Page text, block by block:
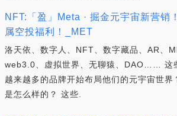
NFT:「盈」Meta · 掘金元宇宙新营销
属空投福利！_MET
洛天依、数字人、NFT、数字藏品、AR、
web3.0、虚拟世界、无聊猿、DAO…… 这
越来越多的品牌开始布局他们的元宇宙世界
是怎么样的？ 这些.